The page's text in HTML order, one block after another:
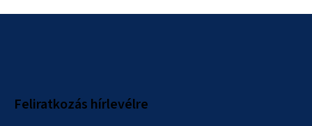
Feliratkozás hírlevélre